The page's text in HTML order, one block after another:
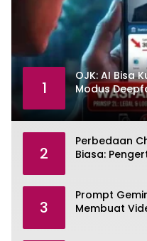
1
OJK: AI Bisa
Modus
2
Perbedaan
Biasa:
3
Prompt
Membuat